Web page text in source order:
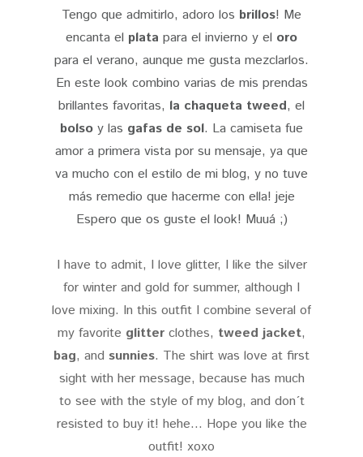
Tengo que admitirlo, adoro los brillos! Me
encanta el plata para el invierno y el oro
para el verano, aunque me gusta mezclarlos.
En este look combino varias de mis prendas
brillantes favoritas, la chaqueta tweed, el
bolso y las gafas de sol. La camiseta fue
amor a primera vista por su mensaje, ya que
va mucho con el estilo de mi blog, y no tuve
más remedio que hacerme con ella! jeje
Espero que os guste el look! Muuá ;)
I have to admit, I love glitter, I like the silver
for winter and gold for summer, although I
love mixing. In this outfit I combine several of
my favorite glitter clothes, tweed jacket,
bag, and sunnies. The shirt was love at first
sight with her message, because has much
to see with the style of my blog, and don´t
resisted to buy it! hehe... Hope you like the
outfit! xoxo